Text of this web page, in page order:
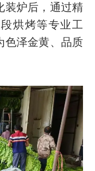
装炉后，通过精
烘烤等专业工
色泽金黄、品质